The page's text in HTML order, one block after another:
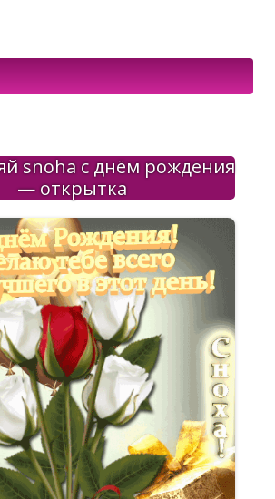
snoha с днём рождения
— открытка